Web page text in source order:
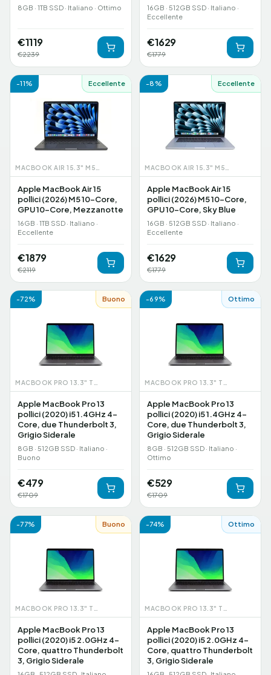
8GB · 1TB SSD · Italiano · Ottimo
€1119
€2239
16GB · 512GB SSD · Italiano ·
Eccellente
€1629
€1779
-11% Eccellente
Apple MacBook Air 15
pollici (2026) M5 10-Core,
GPU 10-Core, Mezzanotte
16GB · 1TB SSD · Italiano ·
Eccellente
€1879
€2119
-8 % Eccellente
Apple MacBook Air 15
pollici (2026) M5 10-Core,
GPU 10-Core, Sky Blue
16GB · 512GB SSD · Italiano ·
Eccellente
€1629
€1779
-72% Buono
Apple MacBook Pro 13
pollici (2020) i5 1.4GHz 4-
Core, due Thunderbolt 3,
Grigio Siderale
8GB · 512GB SSD · Italiano ·
Buono
€479
€1709
-69% Ottimo
Apple MacBook Pro 13
pollici (2020) i5 1.4GHz 4-
Core, due Thunderbolt 3,
Grigio Siderale
8GB · 512GB SSD · Italiano ·
Ottimo
€529
€1709
-77% Buono
Apple MacBook Pro 13
pollici (2020) i5 2.0GHz 4-
Core, quattro Thunderbolt
3, Grigio Siderale
-74% Ottimo
Apple MacBook Pro 13
pollici (2020) i5 2.0GHz 4-
Core, quattro Thunderbolt
3, Grigio Siderale